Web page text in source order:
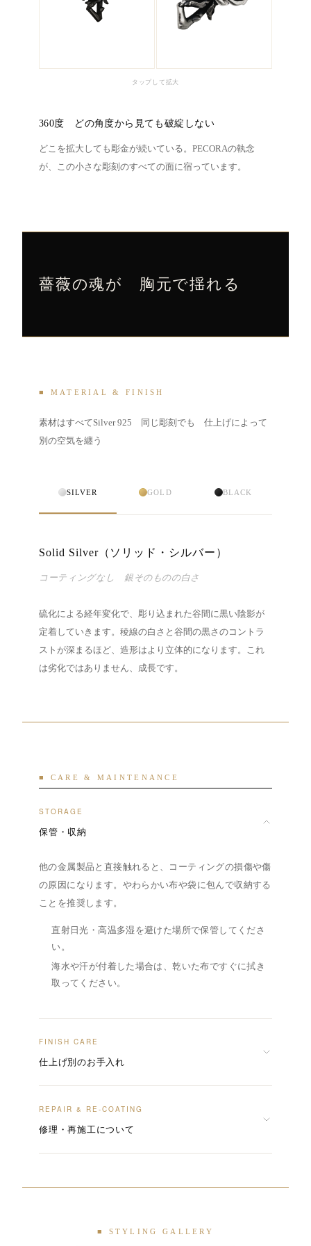
タップして拡大
360度 どの角度から見ても破綻しない
どこを拡大しても彫金が続いている。PECORAの執念
が、この小さな彫刻のすべての面に宿っています。
薔薇の魂が 胸元で揺れる
■ MATERIAL & FINISH
素材はすべてSilver 925 同じ彫刻でも 仕上げによって
別の空気を纏う
SILVER GOLD BLACK
Solid Silver（ソリッド・シルバー）
コーティングなし 銀そのものの白さ
硫化による経年変化で、彫り込まれた谷間に黒い陰影が
定着していきます。稜線の白さと谷間の黒さのコントラ
ストが深まるほど、造形はより立体的になります。これ
は劣化ではありません、成長です。
■ CARE & MAINTENANCE
STORAGE
保管・収納
他の金属製品と直接触れると、コーティングの損傷や傷
の原因になります。やわらかい布や袋に包んで収納する
ことを推奨します。
直射日光・高温多湿を避けた場所で保管してくださ
い。
海水や汗が付着した場合は、乾いた布ですぐに拭き
取ってください。
FINISH CARE
仕上げ別のお手入れ
REPAIR & RE-COATING
修理・再施工について
■ STYLING GALLERY